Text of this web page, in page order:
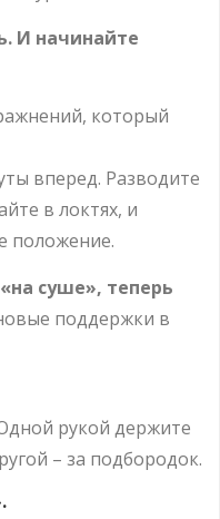
И начинайте
который
вперед. Разводите
в локтях, и
положение.
суше», теперь
поддержки в
рукой держите
– за подбородок.